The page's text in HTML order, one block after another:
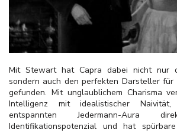
Mit Stewart hat Capra dabei nicht nur
sondern auch den perfekten Darsteller für
gefunden. Mit unglaublichem Charisma
Intelligenz mit idealistischer
entspannten Jedermann-Aura
Identifikationspotenzial und hat